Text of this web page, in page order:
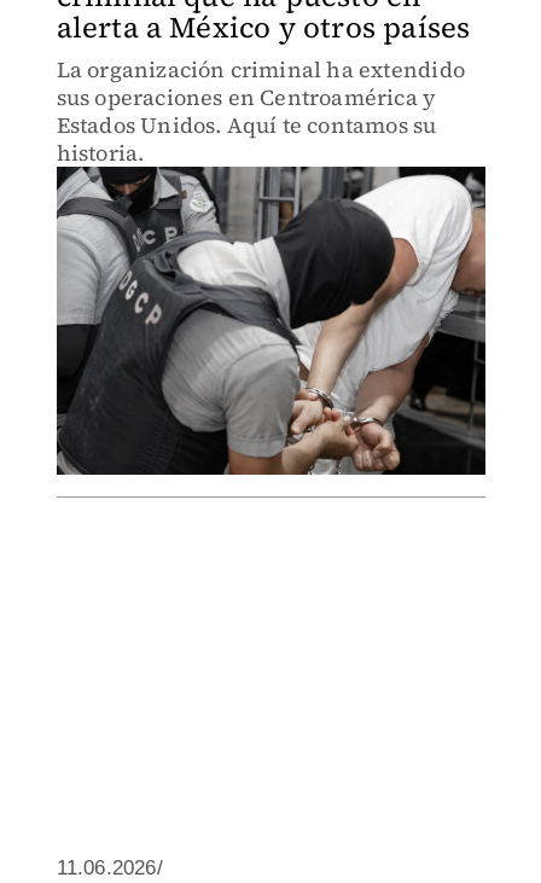
alerta a México y otros países
La organización criminal ha extendido
sus operaciones en Centroamérica y
Estados Unidos. Aquí te contamos su
historia.
11.06.2026/